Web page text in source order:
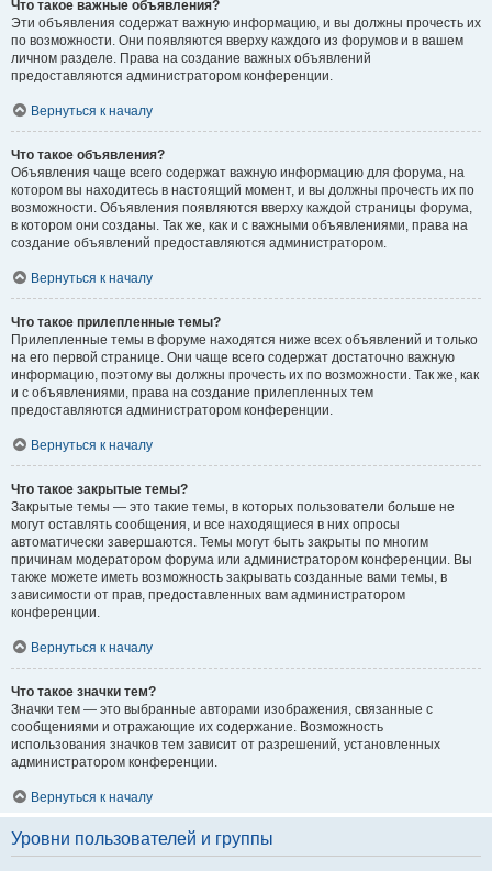
Что такое важные объявления?
Эти объявления содержат важную информацию, и вы должны прочесть их
по возможности. Они появляются вверху каждого из форумов и в вашем
личном разделе. Права на создание важных объявлений
предоставляются администратором конференции.
Вернуться к началу
Что такое объявления?
Объявления чаще всего содержат важную информацию для форума, на
котором вы находитесь в настоящий момент, и вы должны прочесть их по
возможности. Объявления появляются вверху каждой страницы форума,
в котором они созданы. Так же, как и с важными объявлениями, права на
создание объявлений предоставляются администратором.
Вернуться к началу
Что такое прилепленные темы?
Прилепленные темы в форуме находятся ниже всех объявлений и только
на его первой странице. Они чаще всего содержат достаточно важную
информацию, поэтому вы должны прочесть их по возможности. Так же, как
и с объявлениями, права на создание прилепленных тем
предоставляются администратором конференции.
Вернуться к началу
Что такое закрытые темы?
Закрытые темы — это такие темы, в которых пользователи больше не
могут оставлять сообщения, и все находящиеся в них опросы
автоматически завершаются. Темы могут быть закрыты по многим
причинам модератором форума или администратором конференции. Вы
также можете иметь возможность закрывать созданные вами темы, в
зависимости от прав, предоставленных вам администратором
конференции.
Вернуться к началу
Что такое значки тем?
Значки тем — это выбранные авторами изображения, связанные с
сообщениями и отражающие их содержание. Возможность
использования значков тем зависит от разрешений, установленных
администратором конференции.
Вернуться к началу
Уровни пользователей и группы